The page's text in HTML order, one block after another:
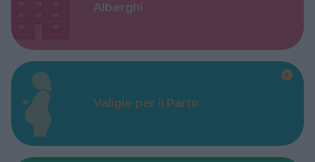
Alberghi
Valigie per il Parto